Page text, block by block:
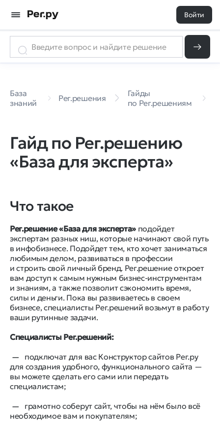
Войти
База
знаний
Рег.решения
Гайды
по Рег.решениям
Гайд по Рег.решению
«База для эксперта»
Что такое
Рег.решение «База для эксперта» подойдет
экспертам разных ниш, которые начинают свой путь
в инфобизнесе. Подойдет тем, кто хочет заниматься
любимым делом, развиваться в профессии
и строить свой личный бренд. Рег.решение откроет
вам доступ к самым нужным бизнес-инструментам
и знаниям, а также позволит сэкономить время,
силы и деньги. Пока вы развиваетесь в своем
бизнесе, специалисты Рег.решений возьмут в работу
ваши рутинные задачи.
Специалисты Рег.решений:
подключат для вас Конструктор сайтов Рег.ру
для создания удобного, функционального сайта —
вы можете сделать его сами или передать
специалистам;
грамотно соберут сайт, чтобы на нём было всё
необходимое вам и покупателям;